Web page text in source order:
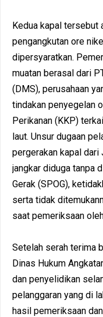
Kedua kapal tersebut
pengangkutan ore
dipersyaratkan.
muatan berasal dari
(DMS), perusahaan
tindakan penyegelan
Perikanan (KKP)
laut. Unsur dugaan
pergerakan kapal dari
jangkar diduga tanpa
Gerak (SPOG),
serta tidak
saat pemeriksaan
Setelah serah terima
Dinas Hukum
dan penyelidikan
pelanggaran yang di
hasil pemeriksaan